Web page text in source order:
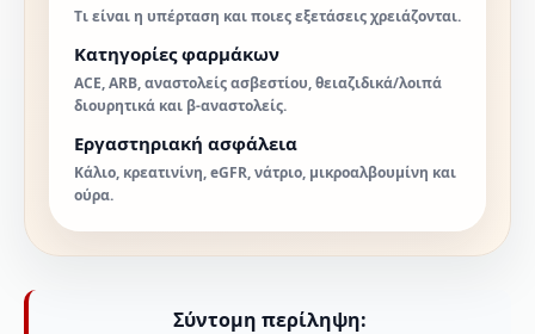
Τι είναι η υπέρταση και ποιες εξετάσεις χρειάζονται.
Κατηγορίες φαρμάκων
ACE, ARB, αναστολείς ασβεστίου, θειαζιδικά/λοιπά
διουρητικά και β-αναστολείς.
Εργαστηριακή ασφάλεια
Κάλιο, κρεατινίνη, eGFR, νάτριο, μικροαλβουμίνη και
ούρα.
Σύντομη περίληψη: